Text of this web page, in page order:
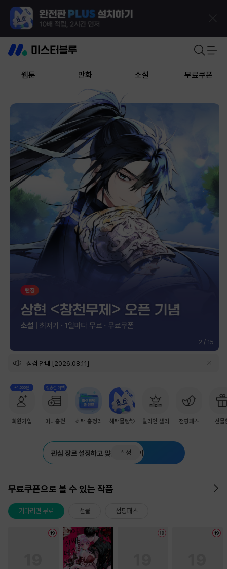
웹툰 만화 소설 무료쿠폰
2 / 15
점검 안내 [2026.08.11]
+1,000원
회원가입
첫충전 혜택
머니충전 혜택 총정리 혜택몰빵💘 밀리언 셀러 점핑패스 선물
관심 장르 설정하고 맞춤 추천 받기
설정
무료쿠폰으로 볼 수 있는 작품
기다리면 무료 선물 점핑패스